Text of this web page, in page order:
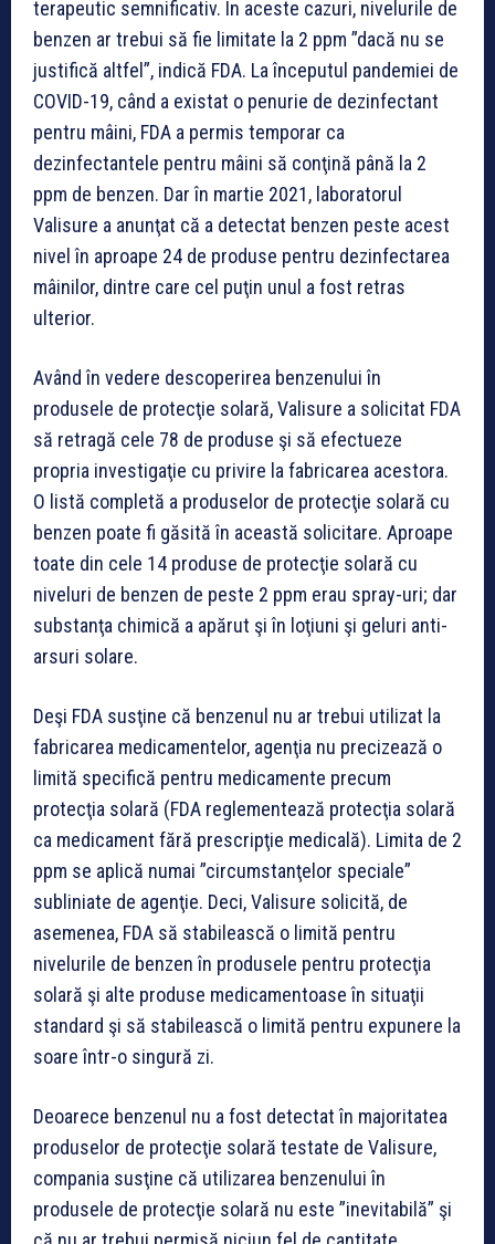
terapeutic semnificativ. În aceste cazuri, nivelurile de
benzen ar trebui să fie limitate la 2 ppm ”dacă nu se
justifică altfel”, indică FDA. La începutul pandemiei de
COVID-19, când a existat o penurie de dezinfectant
pentru mâini, FDA a permis temporar ca
dezinfectantele pentru mâini să conţină până la 2
ppm de benzen. Dar în martie 2021, laboratorul
Valisure a anunţat că a detectat benzen peste acest
nivel în aproape 24 de produse pentru dezinfectarea
mâinilor, dintre care cel puţin unul a fost retras
ulterior.
Având în vedere descoperirea benzenului în
produsele de protecţie solară, Valisure a solicitat FDA
să retragă cele 78 de produse şi să efectueze
propria investigaţie cu privire la fabricarea acestora.
O listă completă a produselor de protecţie solară cu
benzen poate fi găsită în această solicitare. Aproape
toate din cele 14 produse de protecţie solară cu
niveluri de benzen de peste 2 ppm erau spray-uri; dar
substanţa chimică a apărut şi în loţiuni şi geluri anti-
arsuri solare.
Deşi FDA susţine că benzenul nu ar trebui utilizat la
fabricarea medicamentelor, agenţia nu precizează o
limită specifică pentru medicamente precum
protecţia solară (FDA reglementează protecţia solară
ca medicament fără prescripţie medicală). Limita de 2
ppm se aplică numai ”circumstanţelor speciale”
subliniate de agenţie. Deci, Valisure solicită, de
asemenea, FDA să stabilească o limită pentru
nivelurile de benzen în produsele pentru protecţia
solară şi alte produse medicamentoase în situaţii
standard şi să stabilească o limită pentru expunere la
soare într-o singură zi.
Deoarece benzenul nu a fost detectat în majoritatea
produselor de protecţie solară testate de Valisure,
compania susţine că utilizarea benzenului în
produsele de protecţie solară nu este ”inevitabilă” şi